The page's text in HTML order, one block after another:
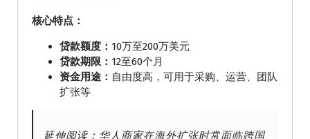
核心特点：
贷款额度： 10万至200万美元
贷款期限： 12至60个月
资金用途： 自由度高，可用于采购、运营、团队
扩张等
延伸阅读：华人商家在海外扩张时常面临跨国